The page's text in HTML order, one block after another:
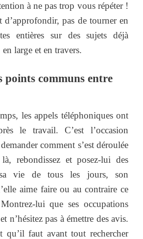
à ne pas trop vous répéter !
d’approfondir, pas de tourner en
entières sur des sujets déjà
large et en travers.
points communs entre
les appels téléphoniques ont
le travail. C’est l’occasion
comment s’est déroulée
rebondissez et posez-lui des
vie de tous les jours, son
aime faire ou au contraire ce
lui que ses occupations
n’hésitez pas à émettre des avis.
qu’il faut avant tout rechercher